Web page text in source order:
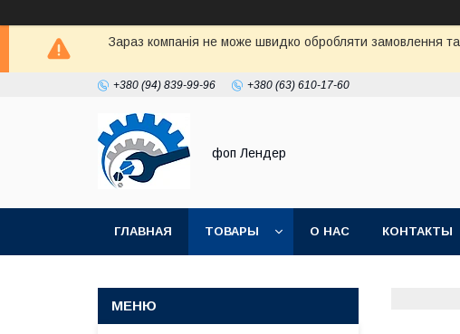
Зараз компанія не може швидко обробляти замовлення
+380 (94) 839-99-96 +380 (63) 610-17-60
фоп Лендер
ГЛАВНАЯ ТОВАРЫ О НАС КОНТАКТЫ